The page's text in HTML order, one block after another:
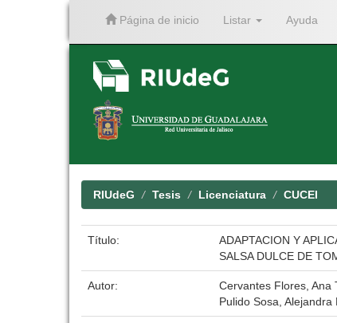
Página de inicio Listar Ayuda
RIUdeG Tesis Licenciatura CUCEI
Título:
ADAPTACION Y
SALSA DULCE DE
Autor:
Cervantes Flores, Ana
Pulido Sosa, Alejandra